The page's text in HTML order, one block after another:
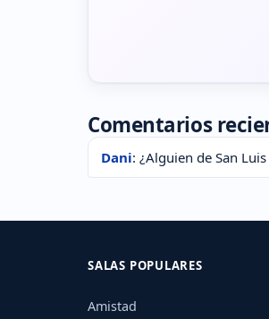
Comentarios
Dani: ¿Alguien de San
SALAS POPULARES
Amistad